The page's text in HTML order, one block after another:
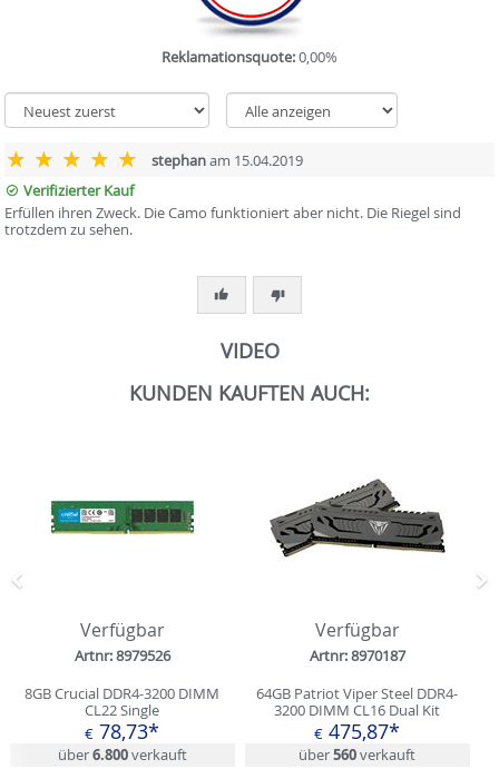
Reklamationsquote:0,00%
stephanam 15.04.2019
Verifizierter Kauf
Erfüllen ihren Zweck. Die Camo funktioniert aber nicht. Die Riegel sind
trotzdem zu sehen.
VIDEO
KUNDEN KAUFTEN AUCH:
Verfügbar
Artnr: 8979526
8GB Crucial DDR4-3200 DIMM
CL22 Single
€ 78,73*
über6.800verkauft
Verfügbar
Artnr: 8970187
64GB Patriot Viper Steel DDR4-
3200 DIMM CL16 Dual Kit
€ 475,87*
über560verkauft
Zurück